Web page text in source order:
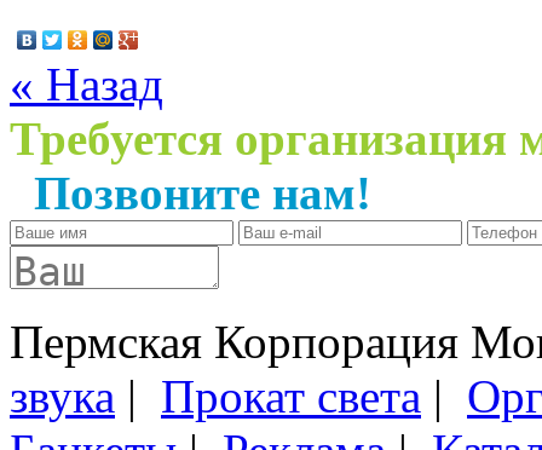
« Назад
Требуется организация
Позвоните нам!
Пермская Корпорация
звука | Прокат света |